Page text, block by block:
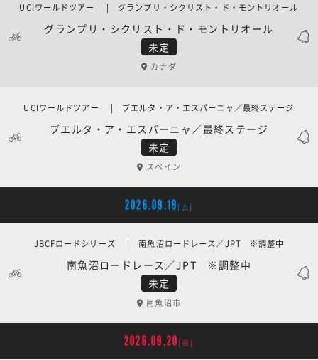
未定
グランプリ・シクリスト・ド・モントリオール
UCIワールドツアー | グランプリ・シクリスト・ド・モントリオール
カナダ
未定
ブエルタ・ア・エスパーニャ／最終ステージ
UCIワールドツアー | ブエルタ・ア・エスパーニャ／最終ステージ
スペイン
2026.09.19 [土]
未定
南魚沼ロードレース／JPT ※調整中
JBCFロードシリーズ | 南魚沼ロードレース／JPT ※調整中
南魚沼市
2026.09.20 [日]